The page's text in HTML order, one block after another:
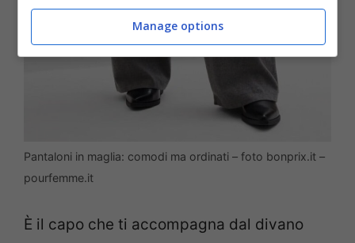
Pantaloni in maglia: comodi ma ordinati – foto bonprix.it –
pourfemme.it
È il capo che ti accompagna dal divano
Manage options